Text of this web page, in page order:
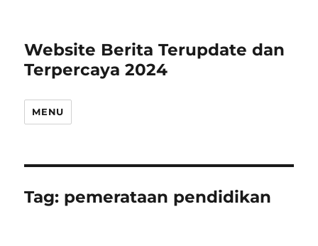
Website Berita Terupdate dan
Terpercaya 2024
MENU
Tag: pemerataan pendidikan